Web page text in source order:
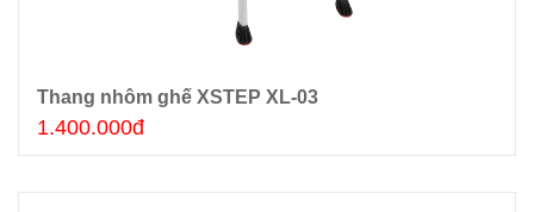
Thêm giỏ hàng
Thang nhôm ghế XSTEP XL-03
1.400.000đ